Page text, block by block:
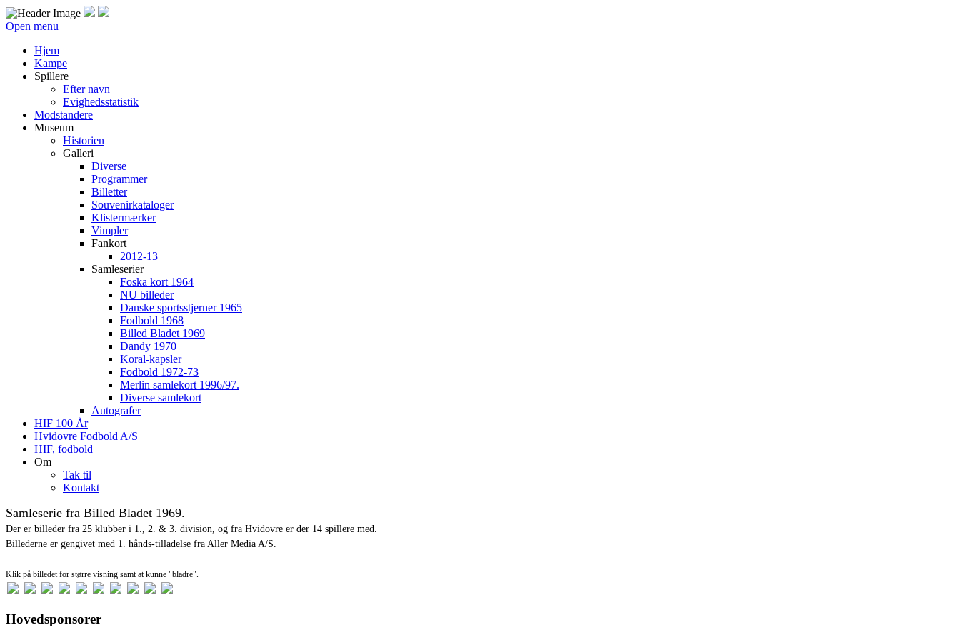
Open menu
Hjem
Kampe
Spillere
Efter navn
Evighedsstatistik
Modstandere
Museum
Historien
Galleri
Diverse
Programmer
Billetter
Souvenirkataloger
Klistermærker
Vimpler
Fankort
2012-13
Samleserier
Foska kort 1964
NU billeder
Danske sportsstjerner 1965
Fodbold 1968
Billed Bladet 1969
Dandy 1970
Koral-kapsler
Fodbold 1972-73
Merlin samlekort 1996/97.
Diverse samlekort
Autografer
HIF 100 År
Hvidovre Fodbold A/S
HIF, fodbold
Om
Tak til
Kontakt
Samleserie fra Billed Bladet 1969.
Der er billeder fra 25 klubber i 1., 2. & 3. division, og fra Hvidovre er der 14 spillere med.
Billederne er gengivet med 1. hånds-tilladelse fra Aller Media A/S.
Klik på billedet for større visning samt at kunne "bladre".
Hovedsponsorer